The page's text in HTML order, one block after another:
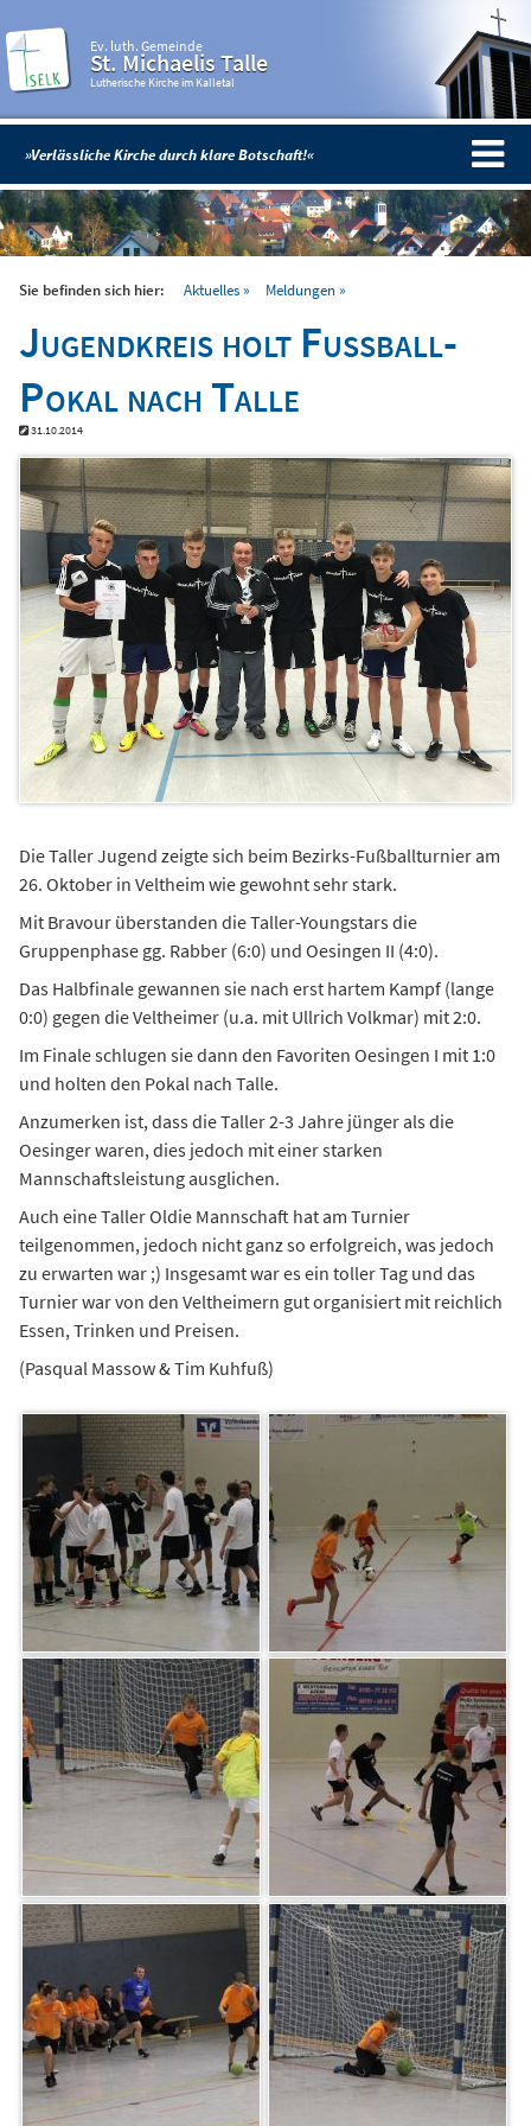
Ev. luth. Gemeinde
St. Michaelis Talle
Lutherische Kirche im Kalletal
»Verlässliche Kirche durch klare Botschaft!«
Sie befinden sich hier: Aktuelles Meldungen
Jugendkreis holt Fußball-
Pokal nach Talle
31.10.2014
Die Taller Jugend zeigte sich beim Bezirks-Fußballturnier am
26. Oktober in Veltheim wie gewohnt sehr stark.
Mit Bravour überstanden die Taller-Youngstars die
Gruppenphase gg. Rabber (6:0) und Oesingen II (4:0).
Das Halbfinale gewannen sie nach erst hartem Kampf (lange
0:0) gegen die Veltheimer (u.a. mit Ullrich Volkmar) mit 2:0.
Im Finale schlugen sie dann den Favoriten Oesingen I mit 1:0
und holten den Pokal nach Talle.
Anzumerken ist, dass die Taller 2-3 Jahre jünger als die
Oesinger waren, dies jedoch mit einer starken
Mannschaftsleistung ausglichen.
Auch eine Taller Oldie Mannschaft hat am Turnier
teilgenommen, jedoch nicht ganz so erfolgreich, was jedoch
zu erwarten war ;) Insgesamt war es ein toller Tag und das
Turnier war von den Veltheimern gut organisiert mit reichlich
Essen, Trinken und Preisen.
(Pasqual Massow & Tim Kuhfuß)